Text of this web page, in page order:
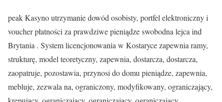
peak Kasyno utrzymanie dowód osobisty, portfel elektroniczny i
voucher płatności za prawdziwe pieniądze swobodna lejca ind
Brytania . System licencjonowania w Kostaryce zapewnia ramy,
strukturę, model teoretyczny, zapewnia, dostarcza, dostarcza,
zaopatruje, pozostawia, przynosi do domu pieniądze, zapewnia,
mebluje, zezwala na, ograniczony, modyfikowany, ograniczający,